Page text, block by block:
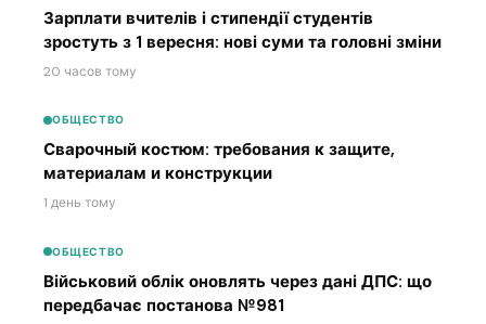
Зарплати вчителів і стипендії студентів
зростуть з 1 вересня: нові суми та головні зміни
20 часов тому
ОБЩЕСТВО
Сварочный костюм: требования к защите,
материалам и конструкции
1 день тому
ОБЩЕСТВО
Військовий облік оновлять через дані ДПС: що
передбачає постанова №981